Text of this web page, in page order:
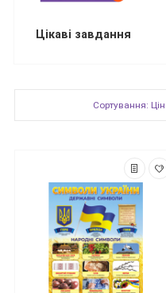
Цікаві завдання
Сортування: